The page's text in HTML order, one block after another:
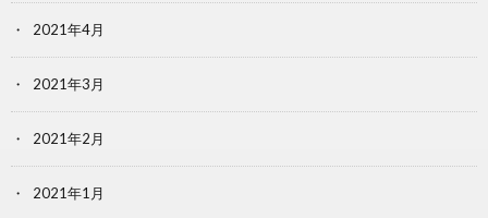
2021年4月
2021年3月
2021年2月
2021年1月